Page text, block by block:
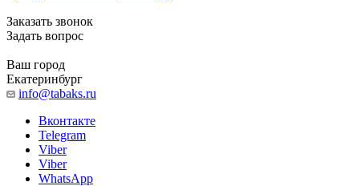
Заказать звонок
Задать вопрос
Ваш город
Екатеринбург
info@tabaks.ru
Вконтакте
Telegram
Viber
Viber
WhatsApp